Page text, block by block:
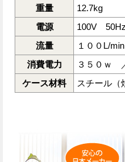
重量
12.7kg
電源
100V
流量
１００L/min
消費電力
３５０ｗ
ケース材料
スチール（